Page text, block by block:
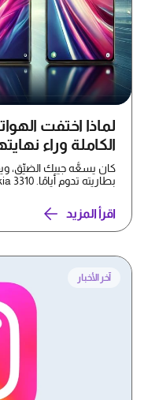
لماذا اختفت
الكاملة وراء
كان يسعُّه جيبك الضيِّق،
بطاريته تدوم أيامًا. Nokia 3310 وSony Ericsson...
اقرأ المزيد
آخر الأخبار